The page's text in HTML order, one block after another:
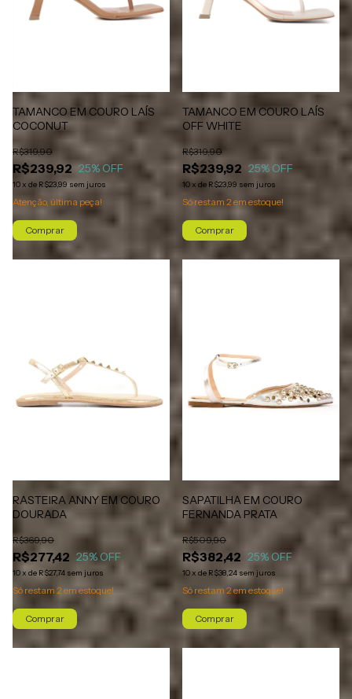
TAMANCO EM COURO LAÍS
COCONUT
R$239,92
R$319,90
25% OFF
10x de R$23,99 sem juros
Atenção, última peça!
Comprar
TAMANCO EM COURO LAÍS
OFF WHITE
R$239,92
R$319,90
25% OFF
10x de R$23,99 sem juros
Só restam 2 em estoque!
Comprar
RASTEIRA ANNY EM COURO
DOURADA
R$277,42
R$369,90
25% OFF
10x de R$27,74 sem juros
Só restam 2 em estoque!
Comprar
SAPATILHA EM COURO
FERNANDA PRATA
R$382,42
R$509,90
25% OFF
10x de R$38,24 sem juros
Só restam 2em estoque!
Comprar